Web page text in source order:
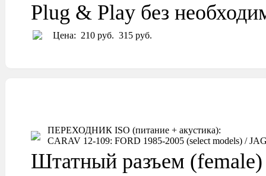
Plug & Play без
Цена: 210 руб. 315 руб.
ПЕРЕХОДНИК ISO (питание + акустика):
CARAV 12-109: FORD 1985-2005 (select models) /
Штатный разъем